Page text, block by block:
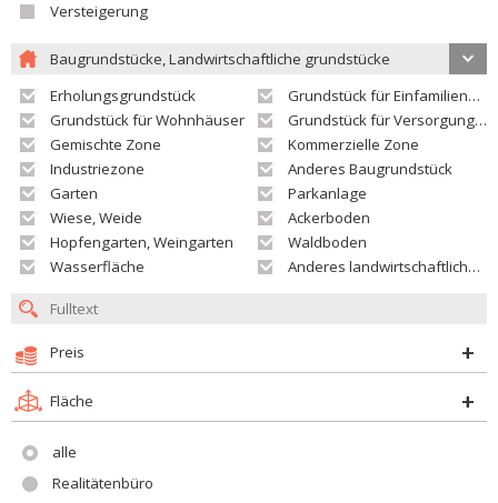
Versteigerung
Baugrundstücke, Landwirtschaftliche grundstücke
Erholungsgrundstück
Grundstück für Einfamilienhäuser
Grundstück für Wohnhäuser
Grundstück für Versorgungseinrichtungen
Gemischte Zone
Kommerzielle Zone
Industriezone
Anderes Baugrundstück
Garten
Parkanlage
Wiese, Weide
Ackerboden
Hopfengarten, Weingarten
Waldboden
Wasserfläche
Anderes landwirtschaftliches Grundstück
Preis
Fläche
alle
Realitätenbüro